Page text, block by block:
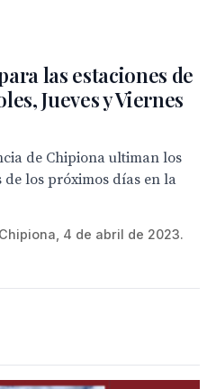
las estaciones de
Jueves y Viernes
de Chipiona ultiman los
los próximos días en la
4 de abril de 2023.